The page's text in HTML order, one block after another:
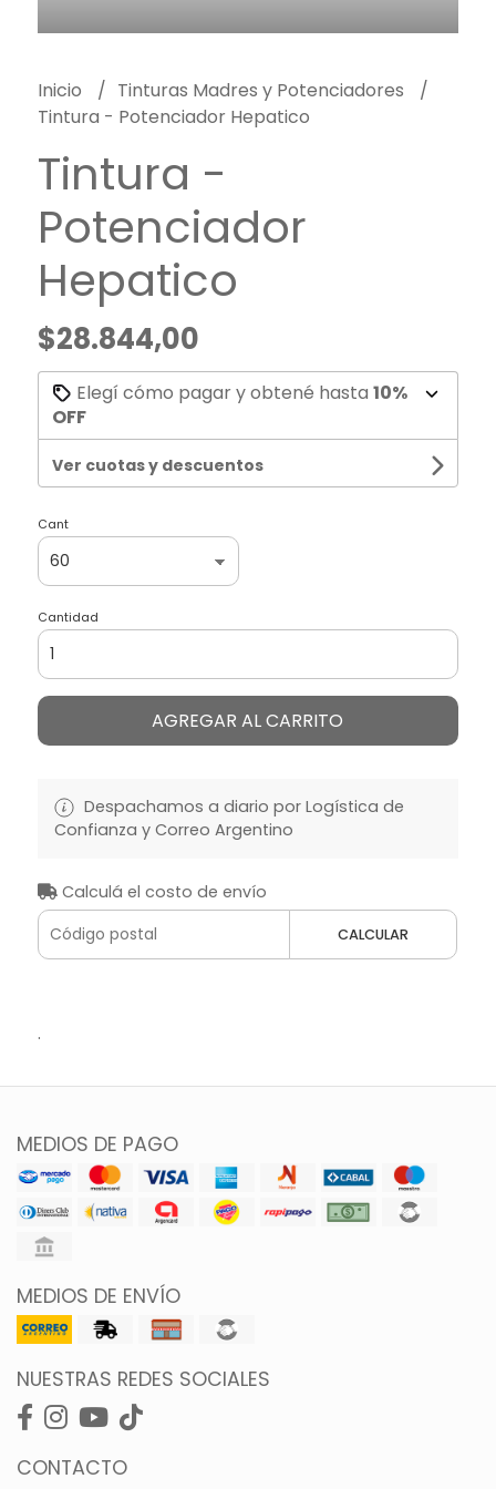
Inicio
Tinturas Madres y Potenciadores
Tintura - Potenciador Hepatico
Tintura -
Potenciador
Hepatico
$28.844,00
Elegí cómo pagar y obtené hasta 10%
OFF
Ver cuotas y descuentos
Cant
Cantidad
AGREGAR AL CARRITO
Despachamos a diario por Logística de
Confianza y Correo Argentino
Calculá el costo de envío
CALCULAR
.
MEDIOS DE PAGO
MEDIOS DE ENVÍO
NUESTRAS REDES SOCIALES
CONTACTO